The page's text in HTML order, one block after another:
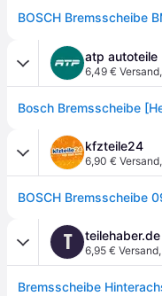
atp autoteile
6,49 € Versand,
kfzteile24
6,90 € Versand,
T teilehaber.de
6,95 € Versand,
Bremsscheibe